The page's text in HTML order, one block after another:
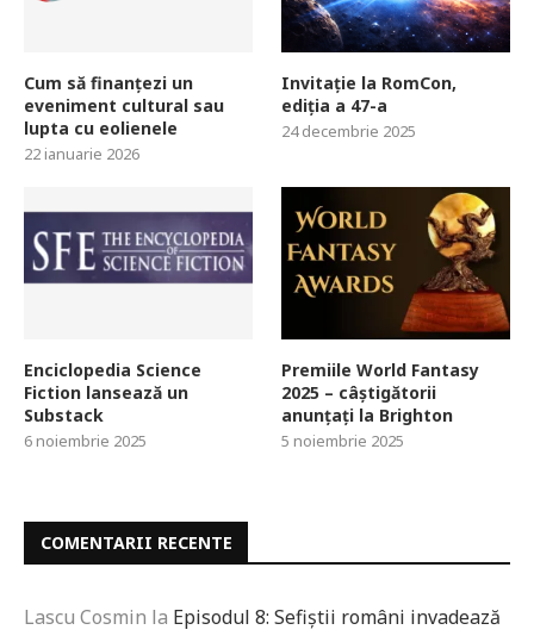
Cum să finanțezi un
eveniment cultural sau
lupta cu eolienele
22 ianuarie 2026
Invitație la RomCon,
ediția a 47-a
24 decembrie 2025
Enciclopedia Science
Fiction lansează un
Substack
6 noiembrie 2025
Premiile World Fantasy
2025 – câștigătorii
anunțați la Brighton
5 noiembrie 2025
COMENTARII RECENTE
Lascu Cosmin la Episodul 8: Sefiștii români invadează